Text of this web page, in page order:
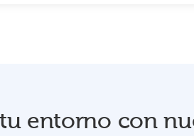
entorno con